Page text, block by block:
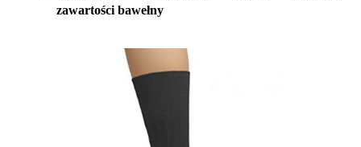
zawartości bawełny